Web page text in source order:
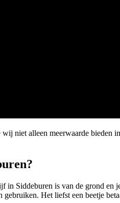
niet alleen meerwaarde
in Siddeburen is van de grond
Het liefst een beetje